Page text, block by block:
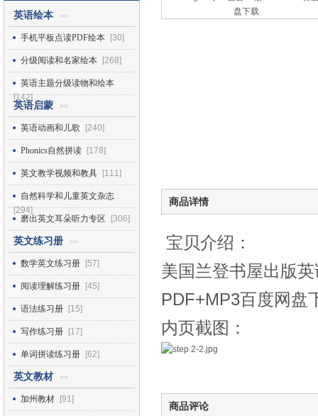
英语绘本 >>
手机平板点读PDF绘本 [30]
分级阅读和名家绘本 [268]
英语主题分级读物和绘本
[142]
英语启蒙 >>
英语动画和儿歌 [240]
Phonics自然拼读 [178]
英文教学视频和教具 [111]
自然科学和儿童英文杂志
[294]
磨出英文耳朵听力专区
[306]
英文练习册 >>
数学英文练习册 [57]
阅读理解练习册 [45]
语法练习册 [15]
写作练习册 [17]
单词拼读练习册 [62]
英文教材 >>
加州教材 [91]
商品详情
宝贝介绍：
美国兰登书屋出版
PDF+MP3百度网盘
内页截图：
商品评论